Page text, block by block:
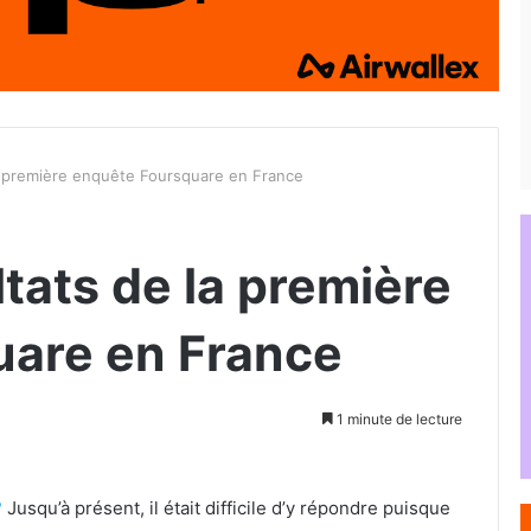
enquête Foursquare en France
de la première
en France
1 minute de lecture
Jusqu’à présent, il était difficile d’y répondre puisque